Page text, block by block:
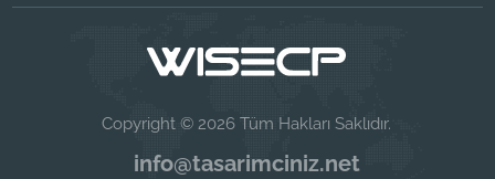
Copyright © 2026 Tüm Hakları Saklıdır.
info@tasarimciniz.net